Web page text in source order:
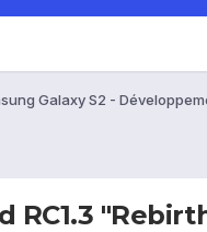
Galaxy S2 -
RC1.3